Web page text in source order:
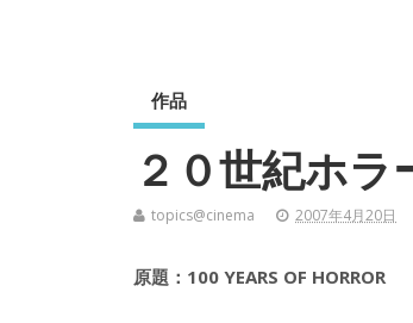
作品
２０世紀ホラ
topics@cinema 2007年4月20日
原題：100 YEARS OF HORROR